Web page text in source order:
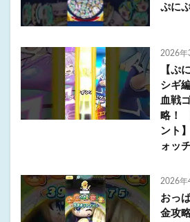
ぷに
2026年
【ぷ
シギ
血戦
略！
ント
ォッ
2026年
おっ
金攻